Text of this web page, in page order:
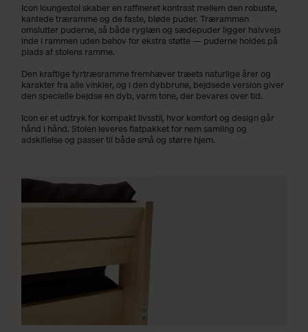
Icon loungestol skaber en raffineret kontrast mellem den robuste,
kantede træramme og de faste, bløde puder. Trærammen
omslutter puderne, så både ryglæn og sædepuder ligger halvvejs
inde i rammen uden behov for ekstra støtte — puderne holdes på
plads af stolens ramme.
Den kraftige fyrtræsramme fremhæver træets naturlige årer og
karakter fra alle vinkler, og i den dybbrune, bejdsede version giver
den specielle bejdse en dyb, varm tone, der bevares over tid.
Icon er et udtryk for kompakt livsstil, hvor komfort og design går
hånd i hånd. Stolen leveres flatpakket for nem samling og
adskillelse og passer til både små og større hjem.